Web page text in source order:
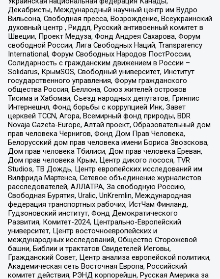
Декабристы, Международный научный центр им Вудро
Вильсона, Свободная пресса, Возрождение, Всеукраинский
духовный центр , Риддл, Русский антивоенный комитет в
Швеции, Проект Медуза, Фонд Андрея Сахарова, Форум
свободной России, Лига Свободных Наций, Transparеncy
International, Форум Свободных Народов ПостРоссии,
Солидарность с гражданским движением в России –
Solidarus, КрымSOS, Свободный университет, Институт
государственного управления, Форум гражданского
общества Россия, Беллона, Союз жителей островов
Тисима и Хабомаи, Съезд народных депутатов, Гринпис
Интернешнл, Фонд борьбы с коррупцией Инк, Завет
церквей TCCN, Агора, Всемирный фонд природы, BDR
Novaja Gazeta-Europe, Алтай проект, Образовательный дом
прав человека Чернигов, Фонд Дом Прав Человека,
Белорусский дом прав человека имени Бориса Звозскова,
Дом прав человека Тбилиси, Дом прав человека Ереван,
Дом прав человека Крым, Центр дикого лосося, TVR
Studios, ТВ Дождь, Центр европейских исследований им
Вилфрида Мартенса, Сетевое объединение журналистов
расследователей, АЛЛАТРА, За свободную Россию,
Свободная Бурятия, Uralic, UnKremlin, Международная
федерация транспортных рабочих, ИстЧам Финланд,
Гудзоновский институт, Фонд Демократического
Развития, Комитет-2024, Центрально-Европейский
университет, Центр восточноевропейских и
международных исследований, Общество Сторожевой
башни, Библии и трактатов Свидетелей Иеговы,
Гражданский Совет, Центр анализа европейской политики,
Академическая сеть Восточная Европа, Российский
комитет действия, РЭНД корпорейшн, Русская Америка за